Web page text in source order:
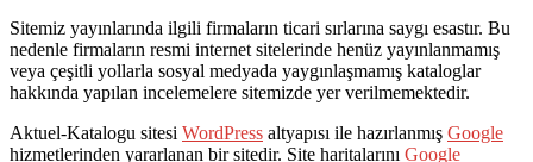
Sitemiz yayınlarında ilgili firmaların ticari sırlarına saygı esastır. Bu
nedenle firmaların resmi internet sitelerinde henüz yayınlanmamış
veya çeşitli yollarla sosyal medyada yaygınlaşmamış kataloglar
hakkında yapılan incelemelere sitemizde yer verilmemektedir.
Aktuel-Katalogu sitesi WordPress altyapısı ile hazırlanmış Google
hizmetlerinden yararlanan bir sitedir. Site haritalarını Google